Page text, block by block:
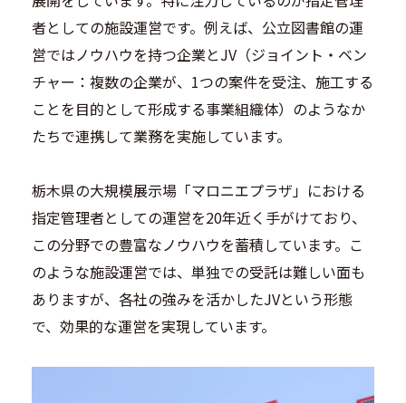
者としての施設運営です。例えば、公立図書館の運
営ではノウハウを持つ企業とJV（ジョイント・ベン
チャー：複数の企業が、1つの案件を受注、施工する
ことを目的として形成する事業組織体）のようなか
たちで連携して業務を実施しています。
栃木県の大規模展示場「マロニエプラザ」における
指定管理者としての運営を20年近く手がけており、
この分野での豊富なノウハウを蓄積しています。こ
のような施設運営では、単独での受託は難しい面も
ありますが、各社の強みを活かしたJVという形態
で、効果的な運営を実現しています。